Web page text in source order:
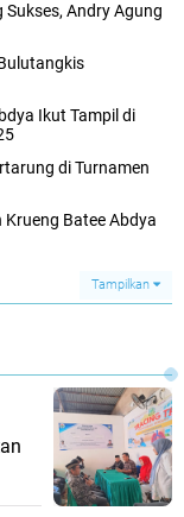
Andry Agung
Ikut Tampil di
di Turnamen
Krueng Batee Abdya
Tampilkan